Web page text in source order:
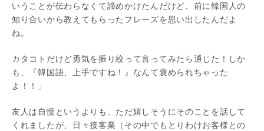
いうことが伝わらなくて諦めかけたんだけど、前に韓国人の
知り合いから教えてもらったフレーズを思い出したんだよ
ね。
カタコトだけど勇気を振り絞って言ってみたら通じた！しか
も、『韓国語、上手ですね！』なんて褒められちゃった
よ！！」
友人は自慢というよりも、ただ嬉しそうにそのことを話して
くれましたが、日々接客業（その中でもとりわけお客様との